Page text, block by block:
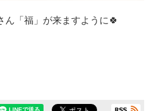
ん「福」が来ますように🍀